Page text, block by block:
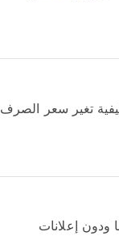
تغير سعر الصرف
إعلانات